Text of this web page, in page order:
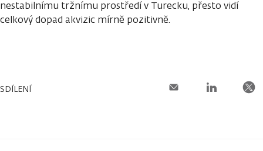
nestabilnímu tržnímu prostředí v Turecku, přesto vidí
celkový dopad akvizic mírně pozitivně.
SDÍLENÍ